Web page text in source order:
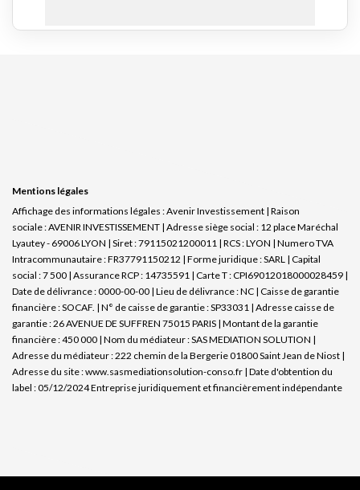
Mentions légales
Affichage des informations légales : Avenir Investissement | Raison
sociale : AVENIR INVESTISSEMENT | Adresse siège social : 12 place Maréchal
Lyautey - 69006 LYON | Siret : 79115021200011 | RCS : LYON | Numero TVA
Intracommunautaire : FR37791150212 | Forme juridique : SARL | Capital
social : 7 500 | Assurance RCP : 14735591 | Carte T : CPI69012018000028459 |
Date de délivrance : 0000-00-00 | Lieu de délivrance : NC | Caisse de garantie
financière : SOCAF. | N° de caisse de garantie : SP33031 | Adresse caisse de
garantie : 26 AVENUE DE SUFFREN 75015 PARIS | Montant de la garantie
financière : 450 000 | Nom du médiateur : SAS MEDIATION SOLUTION |
Adresse du médiateur : 222 chemin de la Bergerie 01800 Saint Jean de Niost |
Adresse du site :www.sasmediationsolution-conso.fr | Date d'obtention du
label : 05/12/2024Entreprise juridiquement et financièrement indépendante